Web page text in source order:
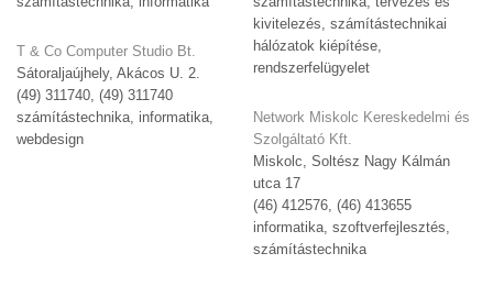
T & Co Computer Studio Bt.
Sátoraljaújhely, Akácos U. 2.
(49) 311740, (49) 311740
számítástechnika, informatika,
webdesign
kivitelezés, számítástechnikai
hálózatok kiépítése,
rendszerfelügyelet
Network Miskolc Kereskedelmi és
Szolgáltató Kft.
Miskolc, Soltész Nagy Kálmán
utca 17
(46) 412576, (46) 413655
informatika, szoftverfejlesztés,
számítástechnika